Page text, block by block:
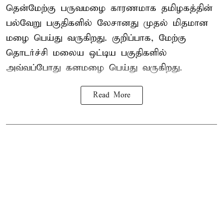
தென்மேற்கு பருவமழை காரணமாக தமிழகத்தின்
பல்வேறு பகுதிகளில் லேசானது முதல் மிதமான
மழை பெய்து வருகிறது. குறிப்பாக, மேற்கு
தொடர்ச்சி மலைய ஒட்டிய பகுதிகளில்
அவ்வப்போது கனமழை பெய்து வருகிறது.
Read More